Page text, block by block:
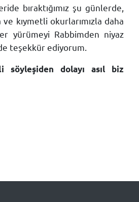
bıraktığımız şu günlerde,
kıymetli okurlarımızla daha
yürümeyi Rabbimden niyaz
teşekkür ediyorum.
söyleşiden dolayı asıl biz